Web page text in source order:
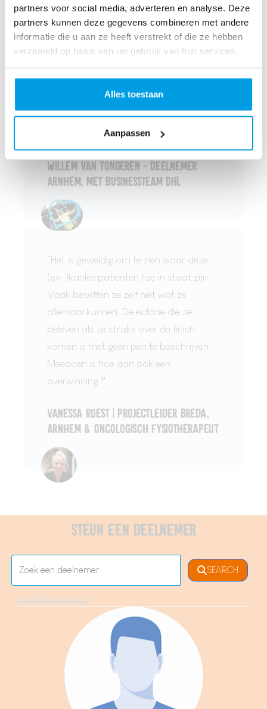
partners voor social media, adverteren en analyse. Deze
partners kunnen deze gegevens combineren met andere
informatie die u aan ze heeft verstrekt of die ze hebben
verzameld op basis van uw gebruik van hun services.
Alles toestaan
Aanpassen
mijn behandeling, om zo fit mogelijk
te worden en geld in te zamelen.
Samen met familie, vrienden,
verpleegkundigen over de finish
komen was voor mij heel
emotioneel, en prachtig en
Willem van Tongeren - Deelnemer
Arnhem, met Businessteam DHL
"Het is geweldig om te zien waar deze
(ex-)kankerpatiënten toe in staat zijn.
Vaak beseffen ze zelf niet wat ze
allemaal kunnen. De euforie die ze
beleven als ze straks over de finish
komen is met geen pen te beschrijven.
Meedoen is hoe dan ook een
overwinning.”
Vanessa Roest | Projectleider Breda,
Arnhem & oncologisch fysiotherapeut
Steun een deelnemer
SEARCH
DeelnemersTeams